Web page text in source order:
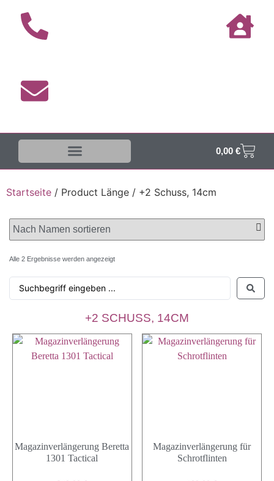
0,00 €
Startseite / Product Länge / +2 Schuss, 14cm
Alle 2 Ergebnisse werden angezeigt
+2 SCHUSS, 14CM
Magazinverlängerung Beretta
1301 Tactical
Magazinverlängerung für
Schrotflinten